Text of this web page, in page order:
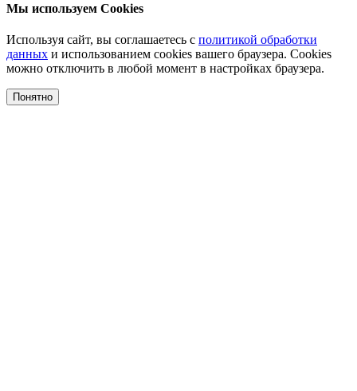
Мы используем Cookies
Используя сайт, вы соглашаетесь с политикой обработки
данных и использованием cookies вашего браузера. Cookies
можно отключить в любой момент в настройках браузера.
Понятно